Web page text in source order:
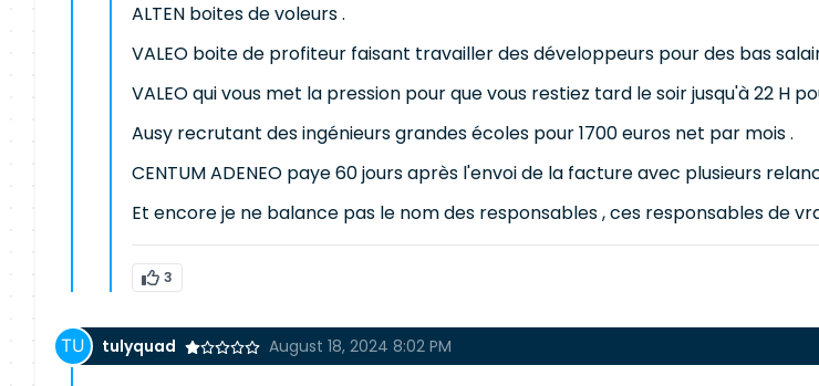
ALTEN boites de voleurs .
VALEO boite de profiteur faisant travailler des développeurs pour des bas
VALEO qui vous met la pression pour que vous restiez tard le soir jusqu'à 22 H
Ausy recrutant des ingénieurs grandes écoles pour 1700 euros net par mois .
CENTUM ADENEO paye 60 jours après l'envoi de la facture avec plusieurs
Et encore je ne balance pas le nom des responsables , ces responsables de
3
tulyquad August 18, 2024 8:02 PM